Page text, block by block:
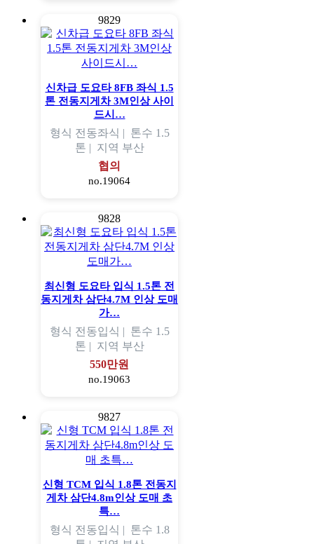
9829
신차급 도요타 8FB 좌식 1.5
톤 전동지게차 3M인상 사이
드시…
형식 전동좌식 | 톤수 1.5
톤 | 지역 부산
협의
no.19064
9828
최신형 도요타 입식 1.5톤 전
동지게차 삼단4.7M 인상 도매
가…
형식 전동입식 | 톤수 1.5
톤 | 지역 부산
550만원
no.19063
9827
신형 TCM 입식 1.8톤 전동지
게차 삼단4.8m인상 도매 초
특…
형식 전동입식 | 톤수 1.8